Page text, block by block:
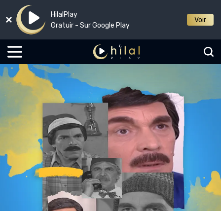
HilalPlay
Gratuir - Sur Google Play
Voir